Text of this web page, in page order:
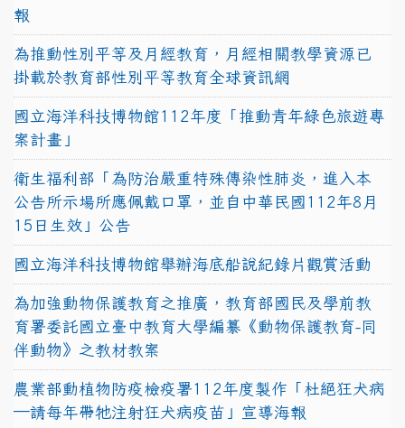
報
為推動性別平等及月經教育，月經相關教學資源已
掛載於教育部性別平等教育全球資訊網
國立海洋科技博物館112年度「推動青年綠色旅遊專
案計畫」
衛生福利部「為防治嚴重特殊傳染性肺炎，進入本
公告所示場所應佩戴口罩，並自中華民國112年8月
15日生效」公告
國立海洋科技博物館舉辦海底船說紀錄片觀賞活動
為加強動物保護教育之推廣，教育部國民及學前教
育署委託國立臺中教育大學編纂《動物保護教育-同
伴動物》之教材教案
農業部動植物防疫檢疫署112年度製作「杜絕狂犬病
—請每年帶牠注射狂犬病疫苗」宣導海報